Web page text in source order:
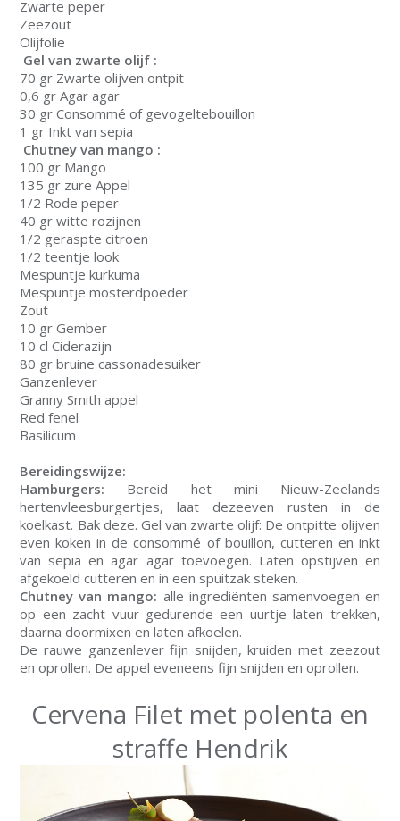
Zwarte peper
Zeezout
Olijfolie
Gel van zwarte olijf :
70 gr Zwarte olijven ontpit
0,6 gr Agar agar
30 gr Consommé of gevogeltebouillon
1 gr Inkt van sepia
Chutney van mango :
100 gr Mango
135 gr zure Appel
1/2 Rode peper
40 gr witte rozijnen
1/2 geraspte citroen
1/2 teentje look
Mespuntje kurkuma
Mespuntje mosterdpoeder
Zout
10 gr Gember
10 cl Ciderazijn
80 gr bruine cassonadesuiker
Ganzenlever
Granny Smith appel
Red fenel
Basilicum
Bereidingswijze:
Hamburgers: Bereid het mini Nieuw-Zeelands
hertenvleesburgertjes, laat dezeeven rusten in de
koelkast. Bak deze. Gel van zwarte olijf: De ontpitte olijven
even koken in de consommé of bouillon, cutteren en inkt
van sepia en agar agar toevoegen. Laten opstijven en
afgekoeld cutteren en in een spuitzak steken.
Chutney van mango: alle ingrediënten samenvoegen en
op een zacht vuur gedurende een uurtje laten trekken,
daarna doormixen en laten afkoelen.
De rauwe ganzenlever fijn snijden, kruiden met zeezout
en oprollen. De appel eveneens fijn snijden en oprollen.
Cervena Filet met polenta en
straffe Hendrik